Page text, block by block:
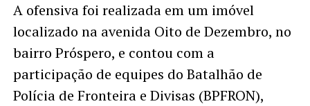
A ofensiva foi realizada em um imóvel
localizado na avenida Oito de Dezembro, no
bairro Próspero, e contou com a
participação de equipes do Batalhão de
Polícia de Fronteira e Divisas (BPFRON),